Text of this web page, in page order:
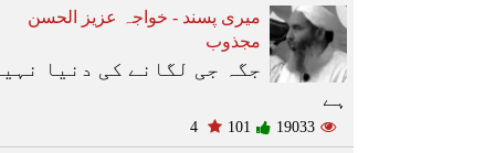
میری پسند - خواجہ عزیز الحسن
مجذوب
جگہ جی لگانے کی دنیا
ہے
19033
101
4